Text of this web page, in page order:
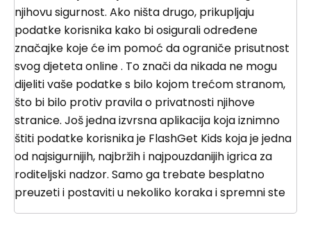
njihovu sigurnost. Ako ništa drugo, prikupljaju
podatke korisnika kako bi osigurali određene
značajke koje će im pomoć da ograniče prisutnost
svog djeteta online . To znači da nikada ne mogu
dijeliti vaše podatke s bilo kojom trećom stranom,
što bi bilo protiv pravila o privatnosti njihove
stranice. Još jedna izvrsna aplikacija koja iznimno
štiti podatke korisnika je FlashGet Kids koja je jedna
od najsigurnijih, najbržih i najpouzdanijih igrica za
roditeljski nadzor. Samo ga trebate besplatno
preuzeti i postaviti u nekoliko koraka i spremni ste